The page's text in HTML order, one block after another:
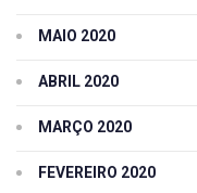
MAIO 2020
ABRIL 2020
MARÇO 2020
FEVEREIRO 2020